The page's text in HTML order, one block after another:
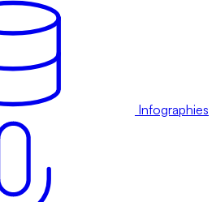
Infographies